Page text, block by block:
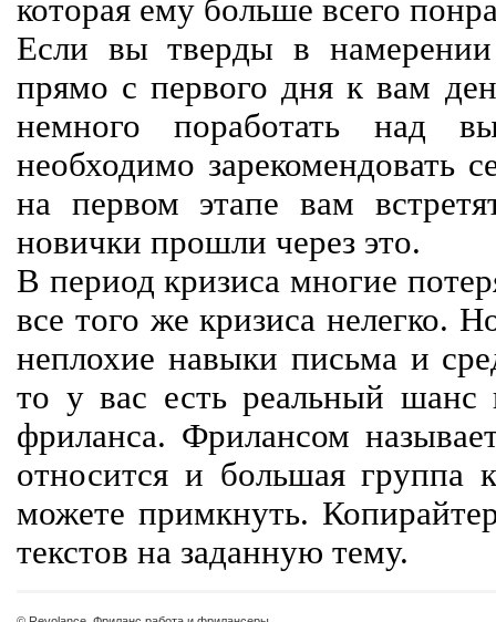
которая ему больше всего
Если вы тверды в
прямо с первого дня к вам
немного поработать над
необходимо зарекомендовать
на первом этапе вам
новички прошли через это.
В период кризиса многие
все того же кризиса нелегко.
неплохие навыки письма и
то у вас есть реальный шанс
фриланса. Фрилансом
относится и большая группа
можете примкнуть.
текстов на заданную тему.